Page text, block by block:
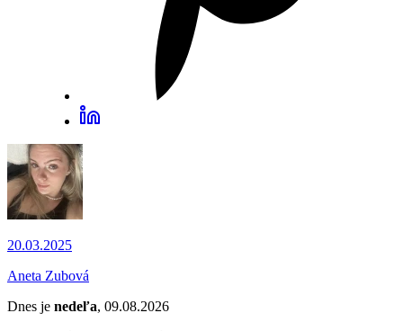
20.03.2025
Aneta Zubová
Dnes je nedeľa, 09.08.2026